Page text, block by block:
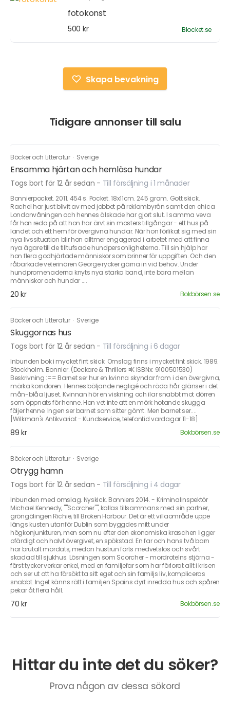
fotokonst
500 kr Blocket.se
Skapa bevakning
Tidigare annonser till salu
Böcker och Litteratur · Sverige
Ensamma hjärtan och hemlösa hundar
Togs bort för 12 år sedan - Till försäljning i 1 månader
Bonnierpocket. 2011. 454 s. Pocket. 18x11cm. 245 gram. Gott skick.
Rachel har just blivit av med jobbet på reklambyrån samt den chica
Londonvåningen och hennes älskade har gjort slut. I samma veva
får hon reda på att hon har ärvt sin mosters tillgångar - ett hus på
landet och ett hem för övergivna hundar. När hon förlikat sig med sin
nya livssituation blir hon alltmer engagerad i arbetet med att finna
nya ägare till de tilltufsade hundpersonligheterna. Till sin hjälp har
hon flera godhjärtade människor som brinner för uppgiften. Och den
råbarkade veterinären George rycker gärna in vid behov. Under
hundpromenaderna knyts nya starka band, inte bara mellan
människor och hundar ....
20 kr Bokbörsen.se
Böcker och Litteratur · Sverige
Skuggornas hus
Togs bort för 12 år sedan - Till försäljning i 6 dagar
Inbunden bok i mycket fint skick. Omslag finns i mycket fint skick. 1989.
Stockholm. Bonnier. (Deckare & Thrillers ¤K ISBNx: 9100501530)
Beskrivning :== Barnet ser hur en kvinna skyndar fram i den övergivna,
mörka korridoren. Hennes böljande negligé och röda hår glänser i det
mån-blåa ljuset. Kvinnan hör en viskning och ilar snabbt mot dörren
som öppnats för henne. Hon vet inte att en mörk hotande skugga
följer henne. Ingen ser barnet som sitter gömt. Men barnet ser....
[Wilkman's Antikvariat - Kundservice, telefontid vardagar 11-18]
89 kr Bokbörsen.se
Böcker och Litteratur · Sverige
Otrygg hamn
Togs bort för 12 år sedan - Till försäljning i 4 dagar
Inbunden med omslag. Nyskick. Bonniers 2014. - Kriminalinspektör
Michael Kennedy, ""Scorcher"", kallas tillsammans med sin partner,
gröngölingen Richie, till Broken Harbour. Det är ett villaområde uppe
längs kusten utanför Dublin som byggdes mitt under
högkonjunkturen, men som nu efter den ekonomiska kraschen ligger
ofärdigt och halvt övergivet, en spökstad. En far och hans två barn
har brutalt mördats, medan hustrun förts medvetslös och svårt
skadad till sjukhus. Lösningen som Scorcher - mordrotelns stjärna -
först tycker verkar enkel, med en familjefar som har förlorat allt i krisen
och ser ut att ha försökt ta sitt eget och sin familjs liv, kompliceras
snabbt. Inget känns rätt i familjen Spains dyrt inredda hus och spåren
pekar åt flera håll.
70 kr Bokbörsen.se
Hittar du inte det du söker?
Prova någon av dessa sökord